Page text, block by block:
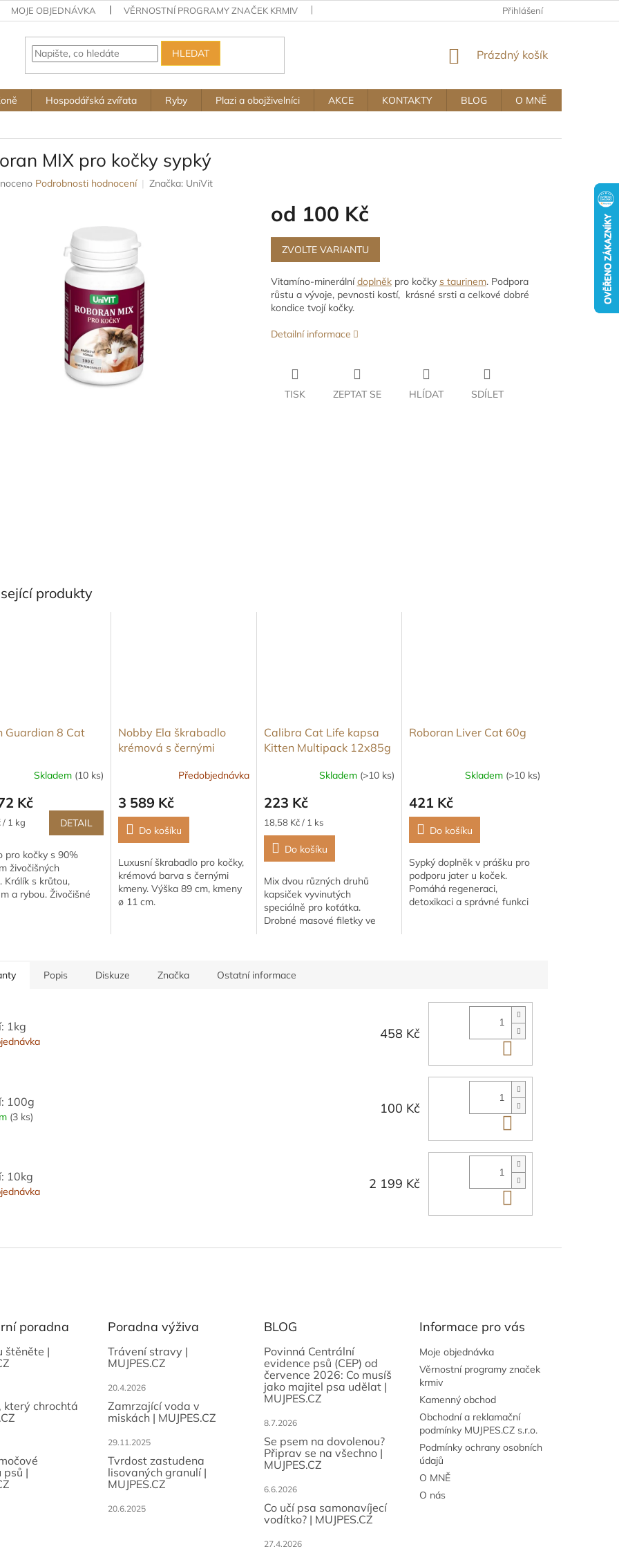
MOJE OBJEDNÁVKA VĚRNOSTNÍ PROGRAMY ZNAČEK KRMIV OBCHODNÍ A REKLAMAČNÍ PODMÍNKY
Přihlášení
HLEDAT
NÁKUPNÍ
Prázdný košík
Hospodářská zvířata Ryby Plazi a obojživelníci AKCE KONTAKTY BLOG
O MNĚ
MIX pro kočky sypký
Podrobnosti hodnocení Značka: UniVit
od 100 Kč
Měrná
cena:
ZVOLTE VARIANTU
Vitamíno-minerálnídoplněkpro kočky s taurinem. Podpora
růstu a vývoje, pevnosti kostí, krásné srsti a celkové dobré
kondice tvojí kočky.
Detailní informace
TISK ZEPTAT SE HLÍDAT SDÍLET
produkty
Guardian 8 Cat
Skladem (10 ks)
Kč
/ 1 kg DETAIL
pro kočky s 90%
živočišných
Králík s krůtou,
a rybou. Živočišné
Nobby Ela škrabadlo
krémová s černými
Předobjednávka
3 589 Kč
Do košíku
Luxusní škrabadlo pro kočky,
krémová barva s černými
kmeny. Výška 89 cm, kmeny
ø 11 cm.
Calibra Cat Life kapsa
Kitten Multipack 12x85g
Skladem (>10 ks)
223 Kč
Měrná
cena:
18,58 Kč / 1 ks
Do košíku
Mix dvou různých druhů
kapsiček vyvinutých
speciálně pro koťátka.
Drobné masové filetky ve
Roboran Liver Cat 60g
Skladem (>10 ks)
421 Kč
Do košíku
Sypký doplněk v prášku pro
podporu jater u koček.
Pomáhá regeneraci,
detoxikaci a správné funkci
Popis Diskuze Značka Ostatní informace
1kg 458 Kč
100g
(3 ks)
100 Kč
10kg 2 199 Kč
poradna
štěněte |
který chrochtá
psů |
Poradna výživa
Trávení stravy |
MUJPES.CZ
20.4.2026
Zamrzající voda v
miskách | MUJPES.CZ
29.11.2025
Tvrdost zastudena
lisovaných granulí |
MUJPES.CZ
20.6.2025
BLOG
Povinná Centrální
evidence psů (CEP) od
července 2026: Co musíš
jako majitel psa udělat |
MUJPES.CZ
8.7.2026
Se psem na dovolenou?
Připrav se na všechno |
MUJPES.CZ
6.6.2026
Co učí psa samonavíjecí
vodítko? | MUJPES.CZ
27.4.2026
Informace pro vás
Moje objednávka
Věrnostní programy značek
krmiv
Kamenný obchod
Obchodní a reklamační
podmínky MUJPES.CZ s.r.o.
Podmínky ochrany osobních
údajů
O MNĚ
O nás